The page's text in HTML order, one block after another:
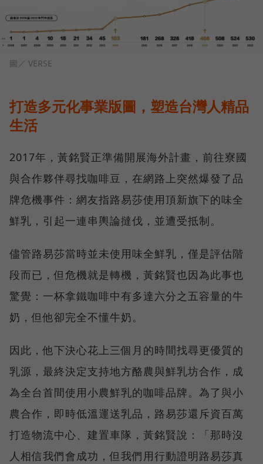
圖／ VERSE
打造多元化事業版圖，塑造台灣人精品
生活
2017年，黃銘賢正準備開展海外計畫，前往寮國
與合作夥伴尋找咖啡豆，在網路上突然爆發了品
牌危機事件：網友指路易莎使用頂新旗下的味全
鮮乳，引起一連串輿論撻伐，並遭受抵制。
儘管路易莎當時並未使用味全鮮乳，僅是評估階
段而已，但危機就是轉機，黃銘賢也因為此事也
驚覺：一杯拿鐵咖啡中有多達六分之五容量的牛
奶，但他卻完全不懂牛奶。
因此，他下決心花上三個月的時間找尋更優質的
乳源，最終決定支持地方酪農與鮮乳坊合作，成
為全台首間使用小農鮮乳的咖啡品牌。為了與小
農合作，即時低溫運送乳品，路易莎還斥資百萬
打造物流中心、建置車隊，黃銘賢說：「那時沒
人相信我們會成功，但我們用行動證明路易莎真